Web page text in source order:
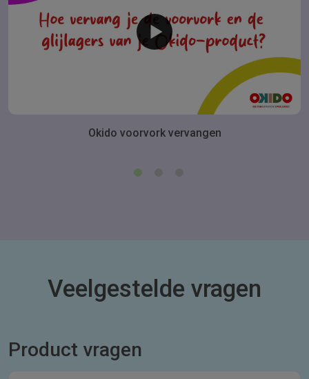
Okido voorvork vervangen
Veelgestelde vragen
Product vragen